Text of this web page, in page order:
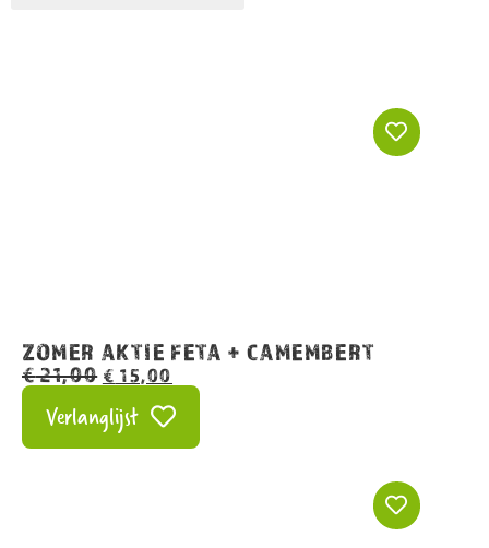
ZOMER AKTIE FETA + CAMEMBERT
€21,00 € 15,00
Verlanglijst